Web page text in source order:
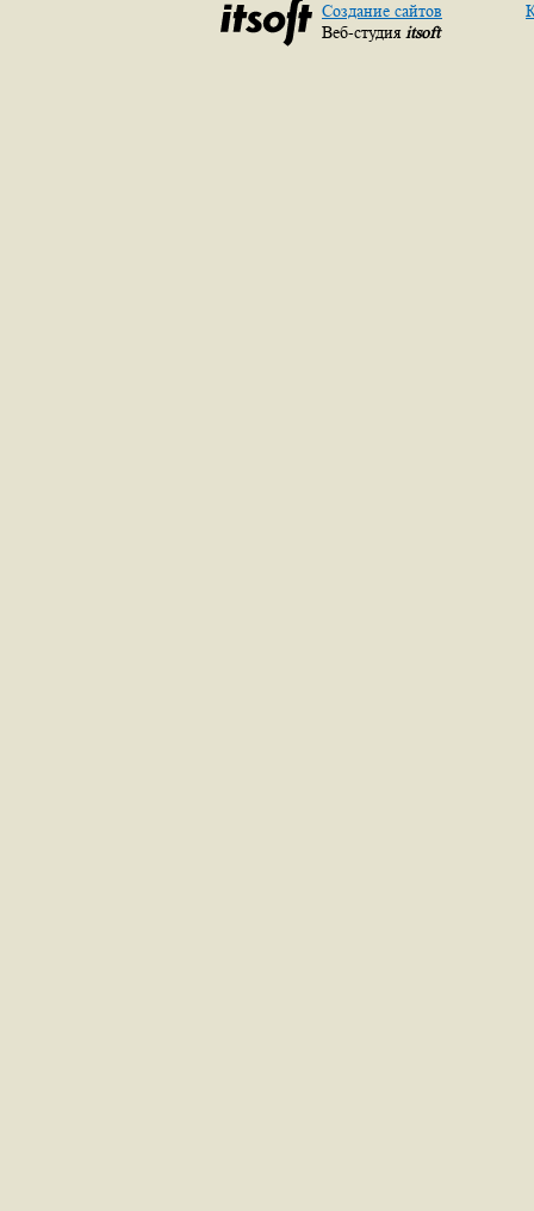
Создание сайтов
Веб-студия itsoft